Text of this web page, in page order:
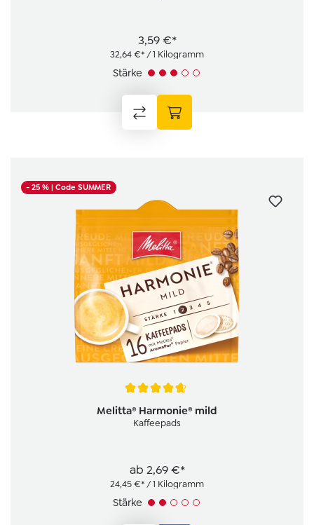
3,59 €*
32,64 €* / 1 Kilogramm
Stärke
- 25 %| Code SUMMER
Durchschnittliche Bewertung von 4.8 von 5 Sternen
Melitta® Harmonie® mild
Kaffeepads
ab 2,69 €*
24,45 €* / 1 Kilogramm
Stärke